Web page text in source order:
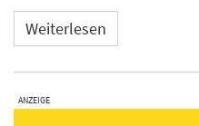
Weiterlesen
ANZEIGE